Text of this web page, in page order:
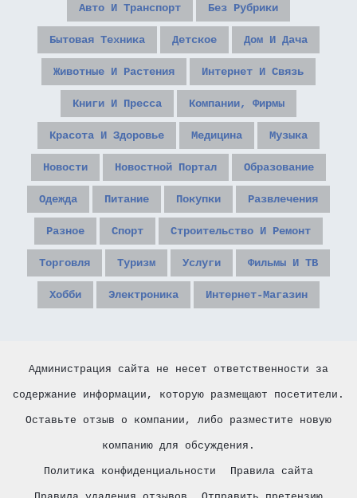
Авто И Транспорт Без Рубрики
Бытовая Техника Детское Дом И Дача
Животные И Растения Интернет И Связь
Книги И Пресса Компании, Фирмы
Красота И Здоровье Медицина Музыка
Новости Новостной Портал Образование
Одежда Питание Покупки Развлечения
Разное Спорт Строительство И Ремонт
Торговля Туризм Услуги Фильмы И ТВ
Хобби Электроника Интернет-Магазин
Администрация сайта не несет ответственности за
содержание информации, которую размещают посетители.
Оставьте отзыв о компании, либо разместите новую
компанию для обсуждения.
Политика конфиденциальности Правила сайта